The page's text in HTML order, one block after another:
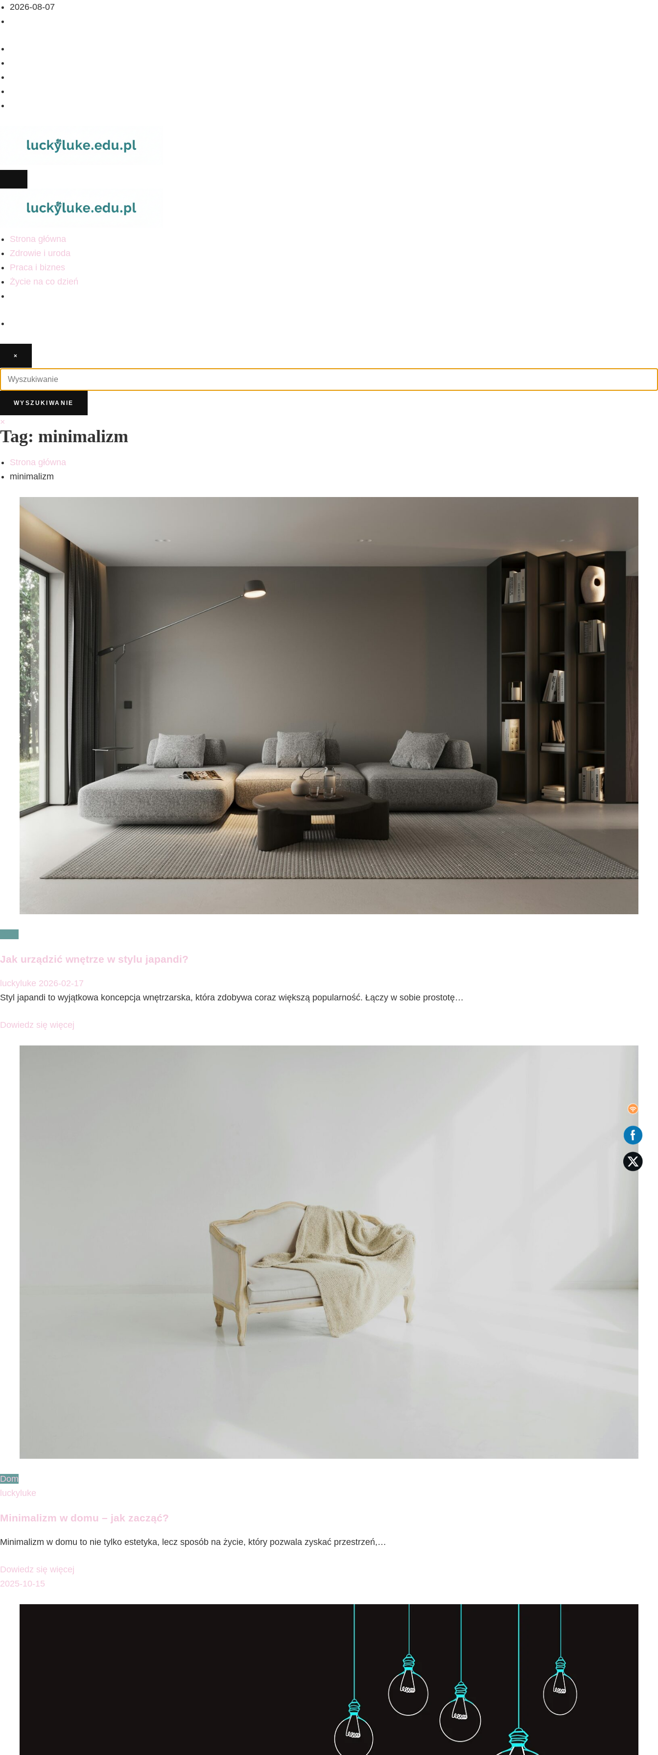
2026-08-07
Strona główna
Zdrowie i uroda
Praca i biznes
Życie na co dzień
×
×
Tag: minimalizm
Strona główna
minimalizm
Jak urządzić wnętrze w stylu japandi?
luckyluke 2026-02-17
Styl japandi to wyjątkowa koncepcja wnętrzarska, która zdobywa coraz większą popularność. Łączy w sobie prostotę…
Dowiedz się więcej
Dom
luckyluke
Minimalizm w domu – jak zacząć?
Minimalizm w domu to nie tylko estetyka, lecz sposób na życie, który pozwala zyskać przestrzeń,…
Dowiedz się więcej
2025-10-15